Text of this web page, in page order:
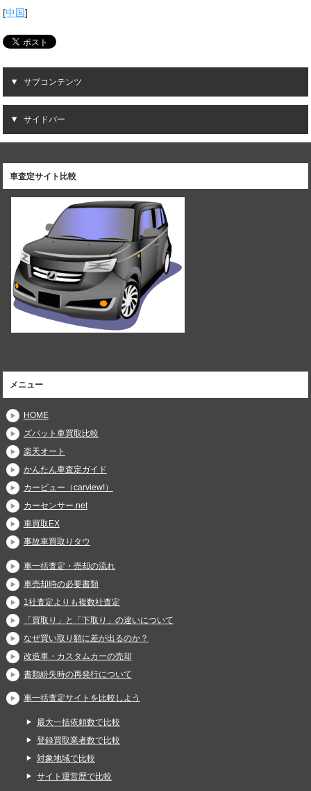
[中国]
サブコンテンツ
サイドバー
車査定サイト比較
メニュー
HOME
ズバット車買取比較
楽天オート
かんたん車査定ガイド
カービュー（carview!）
カーセンサー.net
車買取EX
事故車買取りタウ
車一括査定・売却の流れ
車売却時の必要書類
1社査定よりも複数社査定
「買取り」と「下取り」の違いについて
なぜ買い取り額に差が出るのか？
改造車・カスタムカーの売却
書類紛失時の再発行について
車一括査定サイトを比較しよう
最大一括依頼数で比較
登録買取業者数で比較
対象地域で比較
サイト運営歴で比較